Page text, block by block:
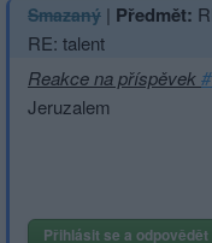
Smazaný | Předmět:
RE: talent
Reakce na příspěvek
Jeruzalem
Přihlásit se a odpovědět